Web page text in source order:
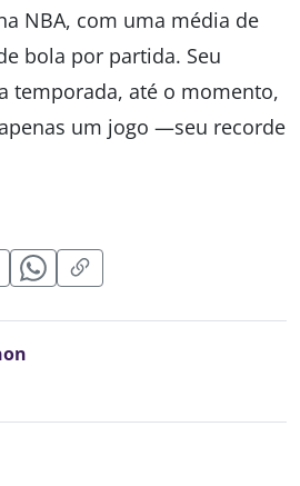
NBA, com uma média de
bola por partida. Seu
temporada, até o momento,
um jogo —seu recorde